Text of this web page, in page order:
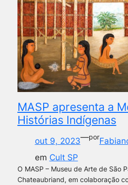
MASP apresenta a
Histórias Indígenas
out 9, 2023—por
em Cult SP
O MASP – Museu de Arte de São
Chateaubriand, em colaboração